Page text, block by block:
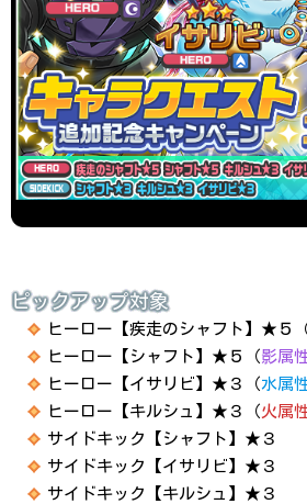
ピックアップ対象
ヒーロー【疾走のシャフト】★５（
ヒーロー【シャフト】★５（ 影属
ヒーロー【イサリビ】★３（水属
ヒーロー【キルシュ】★３（ 火属
サイドキック【シャフト】★３
サイドキック【イサリビ】★３
サイドキック【キルシュ】★３